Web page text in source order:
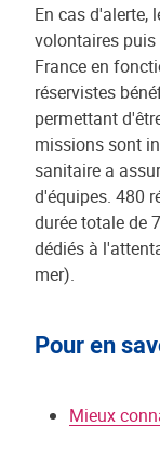
En cas d'alerte,
volontaires
France en
réservistes
permettant
missions sont
sanitaire a
d'équipes. 480
durée totale de
dédiés à
mer).
Pour en
Mieux